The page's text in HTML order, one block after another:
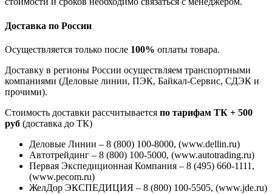
Доставка по России
Осуществляется только после 100% оплаты товара.
Доставку в регионы России осуществляем транспортными
компаниями (Деловые линии, ПЭК, Байкал-Сервис, СДЭК и
прочими).
Стоимость доставки рассчитывается по тарифам ТК + 500
руб (доставка до ТК)
Деловые Линии – 8 (800) 100-8000, (www.dellin.ru)
Автотрейдинг – 8 (800) 100-5000, (www.autotrading.ru)
Первая Экспедиционная Компания – 8 (495) 660-1111,
(www.pecom.ru)
ЖелДор ЭКСПЕДИЦИЯ – 8 (800) 100-5505, (www.jde.ru)